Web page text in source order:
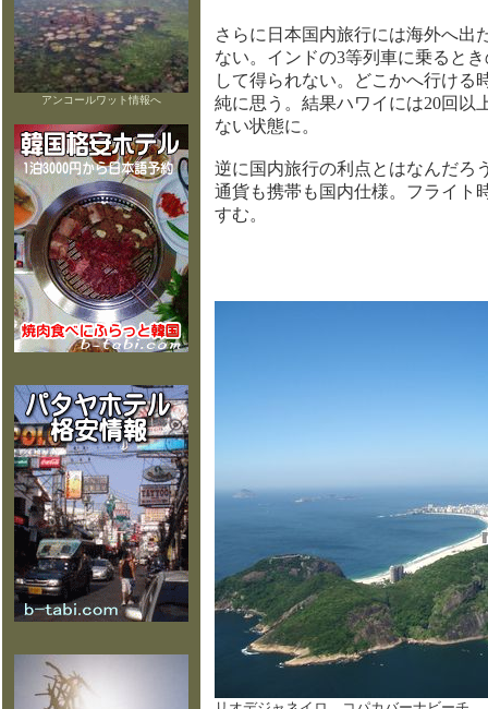
アンコールワット情報へ
さらに日本国内旅行には海外へ出
ない。インドの3等列車に乗ると
して得られない。どこかへ行ける
純に思う。結果ハワイには20回以
ない状態に。
逆に国内旅行の利点とはなんだろ
通貨も携帯も国内仕様。フライト
すむ。